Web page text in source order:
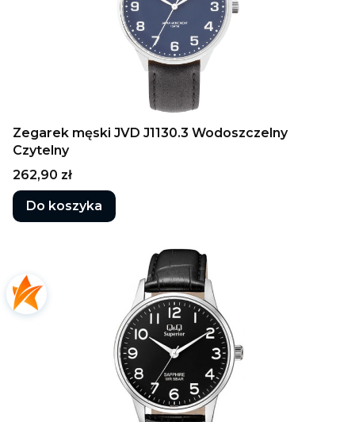
Zegarek męski JVD J1130.3 Wodoszczelny
Czytelny
Cena
262,90 zł
Do koszyka